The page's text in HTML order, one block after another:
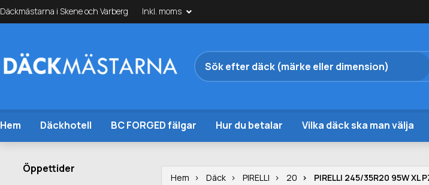
Däckmästarna i Skene och Varberg Inkl. moms
Hem Däckhotell BC FORGED fälgar Hur du betalar Vilka däck ska man välja
Öppettider
Hem Däck PIRELLI 20 PIRELLI 245/35R20 95W XL